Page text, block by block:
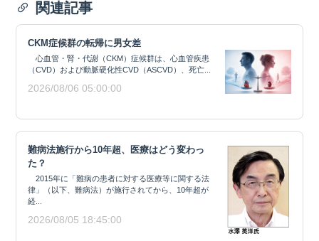
関連記事
CKM症候群の転帰に男女差
心血管・腎・代謝（CKM）症候群は、心血管疾患
（CVD）および動脈硬化性CVD（ASCVD）、死亡...
2026/08/06 05:00:00
難病法施行から10年超、医療はどう変わっ
た？
2015年に「難病の患者に対する医療等に関する法
律」（以下、難病法）が施行されてから、10年超が
経...
2026/08/05 18:45:00